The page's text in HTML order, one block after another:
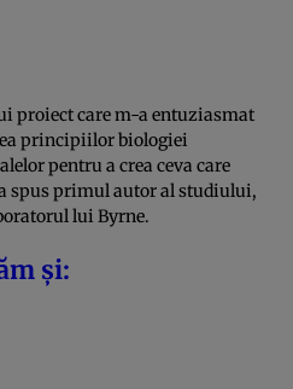
proiect care m-a entuziasmat
principiilor biologiei
pentru a crea ceva care
spus primul autor al studiului,
lui Byrne.
și: